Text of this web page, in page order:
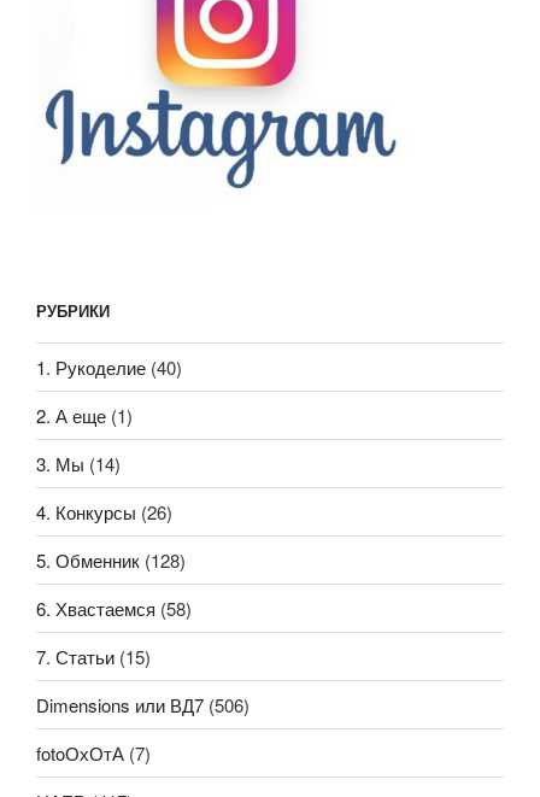
РУБРИКИ
1. Рукоделие (40)
2. А еще (1)
3. Мы (14)
4. Конкурсы (26)
5. Обменник (128)
6. Хвастаемся (58)
7. Статьи (15)
Dimensions или ВД7 (506)
fotoОхОтА (7)